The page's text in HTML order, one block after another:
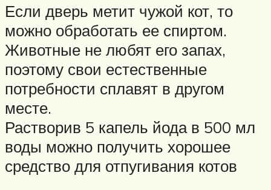
Если дверь метит чужой кот, то
можно обработать ее спиртом.
Животные не любят его запах,
поэтому свои естественные
потребности сплавят в другом
месте.
Растворив 5 капель йода в 500 мл
воды можно получить хорошее
средство для отпугивания котов